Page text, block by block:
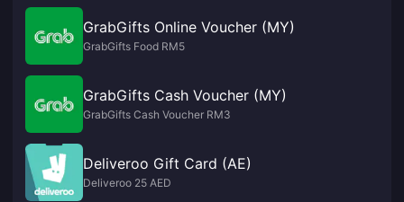
GrabGifts Online Voucher (MY)
GrabGifts Food RM5
GrabGifts Cash Voucher (MY)
GrabGifts Cash Voucher RM3
Deliveroo Gift Card (AE)
Deliveroo 25 AED